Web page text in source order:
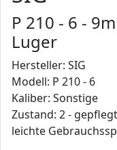
P 210 - 6 -
Luger
Hersteller: SIG
Modell: P 210 - 6
Kaliber: Sonstige
Zustand: 2 -
leichte